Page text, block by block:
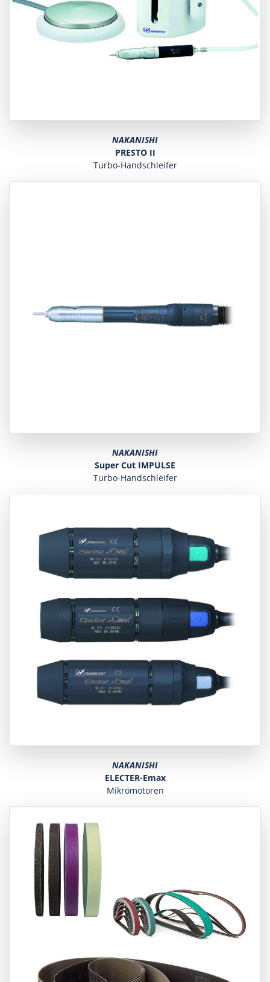
NAKANISHI
PRESTO II
Turbo-Handschleifer
NAKANISHI
Super Cut IMPULSE
Turbo-Handschleifer
NAKANISHI
ELECTER-Emax
Mikromotoren